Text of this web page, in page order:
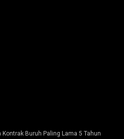
Buruh Paling Lama 5 Tahun